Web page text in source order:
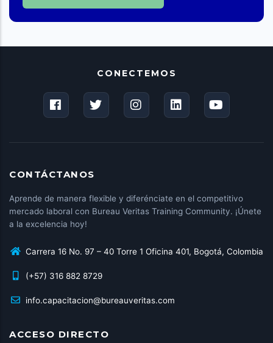
CONECTEMOS
CONTÁCTANOS
Aprende de manera flexible y diferénciate en el competitivo
mercado laboral con Bureau Veritas Training Community. ¡Únete
a la excelencia hoy!
Carrera 16 No. 97 – 40 Torre 1 Oficina 401, Bogotá, Colombia
(+57) 316 882 8729
info.capacitacion@bureauveritas.com
ACCESO DIRECTO